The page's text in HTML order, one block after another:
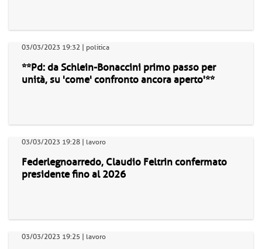
03/03/2023 19:32 | politica
**Pd: da Schlein-Bonaccini primo passo per
unità, su 'come' confronto ancora aperto'**
03/03/2023 19:28 | lavoro
Federlegnoarredo, Claudio Feltrin confermato
presidente fino al 2026
03/03/2023 19:25 | lavoro